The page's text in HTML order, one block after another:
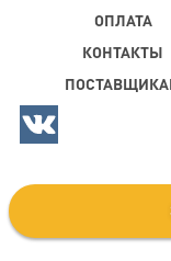
ОПЛАТА
КОНТАКТЫ